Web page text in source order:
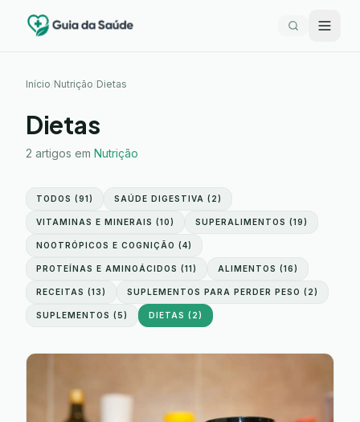
Início Nutrição Dietas
Dietas
2 artigos em Nutrição
TODOS (91) SAÚDE DIGESTIVA ( 2)
VITAMINAS E MINERAIS (10) SUPERALIMENTOS (19)
NOOTRÓPICOS E COGNIÇÃO (4)
PROTEÍNAS E AMINOÁCIDOS (11) ALIMENTOS (16)
RECEITAS (13) SUPLEMENTOS PARA PERDER PESO ( 2)
SUPLEMENTOS ( 5) DIETAS ( 2)